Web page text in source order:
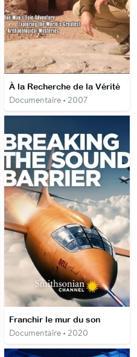
À la Recherche de la Vérité
Documentaire • 2007
Franchir le mur du son
Documentaire • 2020